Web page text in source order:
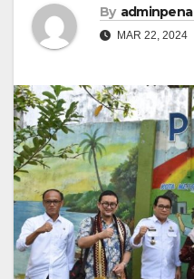
By adminpena
MAR 22, 2024